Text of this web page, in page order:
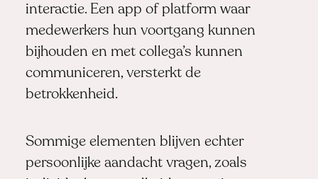
interactie. Een app of platform waar
medewerkers hun voortgang kunnen
bijhouden en met collega’s kunnen
communiceren, versterkt de
betrokkenheid.
Sommige elementen blijven echter
persoonlijke aandacht vragen, zoals